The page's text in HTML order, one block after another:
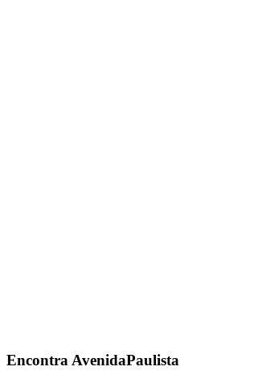
EncontraAvenidaPaulista